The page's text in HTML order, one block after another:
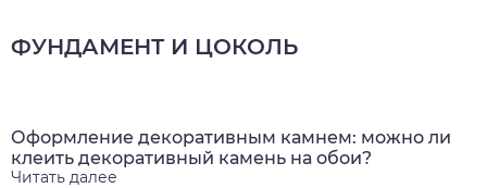
ФУНДАМЕНТ И ЦОКОЛЬ
Оформление декоративным камнем: можно ли
клеить декоративный камень на обои?
Читать далее